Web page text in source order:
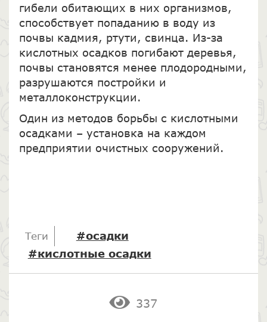
гибели обитающих в них организмов,
способствует попаданию в воду из
почвы кадмия, ртути, свинца. Из-за
кислотных осадков погибают деревья,
почвы становятся менее плодородными,
разрушаются постройки и
металлоконструкции.
Один из методов борьбы с кислотными
осадками – установка на каждом
предприятии очистных сооружений.
Теги
#осадки
#кислотные осадки
337